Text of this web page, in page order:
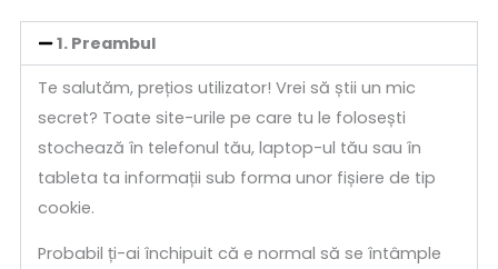
1. Preambul
Te salutăm, prețios utilizator! Vrei să știi un mic
secret? Toate site-urile pe care tu le folosești
stochează în telefonul tău, laptop-ul tău sau în
tableta ta informații sub forma unor fișiere de tip
cookie.
Probabil ți-ai închipuit că e normal să se întâmple